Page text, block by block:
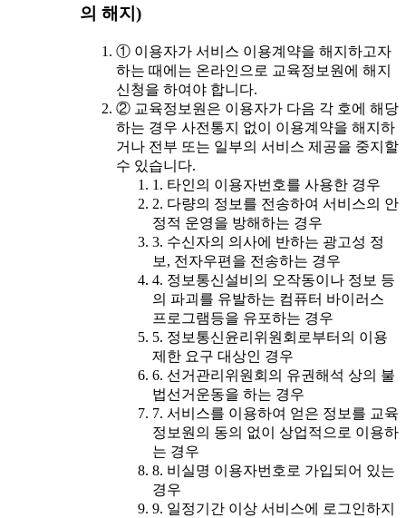
의 해지)
① 이용자가 서비스 이용계약을 해지하고자
하는 때에는 온라인으로 교육정보원에 해지
신청을 하여야 합니다.
② 교육정보원은 이용자가 다음 각 호에 해당
하는 경우 사전통지 없이 이용계약을 해지하
거나 전부 또는 일부의 서비스 제공을 중지할
수 있습니다.
1. 타인의 이용자번호를 사용한 경우
2. 다량의 정보를 전송하여 서비스의 안
정적 운영을 방해하는 경우
3. 수신자의 의사에 반하는 광고성 정
보, 전자우편을 전송하는 경우
4. 정보통신설비의 오작동이나 정보 등
의 파괴를 유발하는 컴퓨터 바이러스
프로그램등을 유포하는 경우
5. 정보통신윤리위원회로부터의 이용
제한 요구 대상인 경우
6. 선거관리위원회의 유권해석 상의 불
법선거운동을 하는 경우
7. 서비스를 이용하여 얻은 정보를 교육
정보원의 동의 없이 상업적으로 이용하
는 경우
8. 비실명 이용자번호로 가입되어 있는
경우
9. 일정기간 이상 서비스에 로그인하지